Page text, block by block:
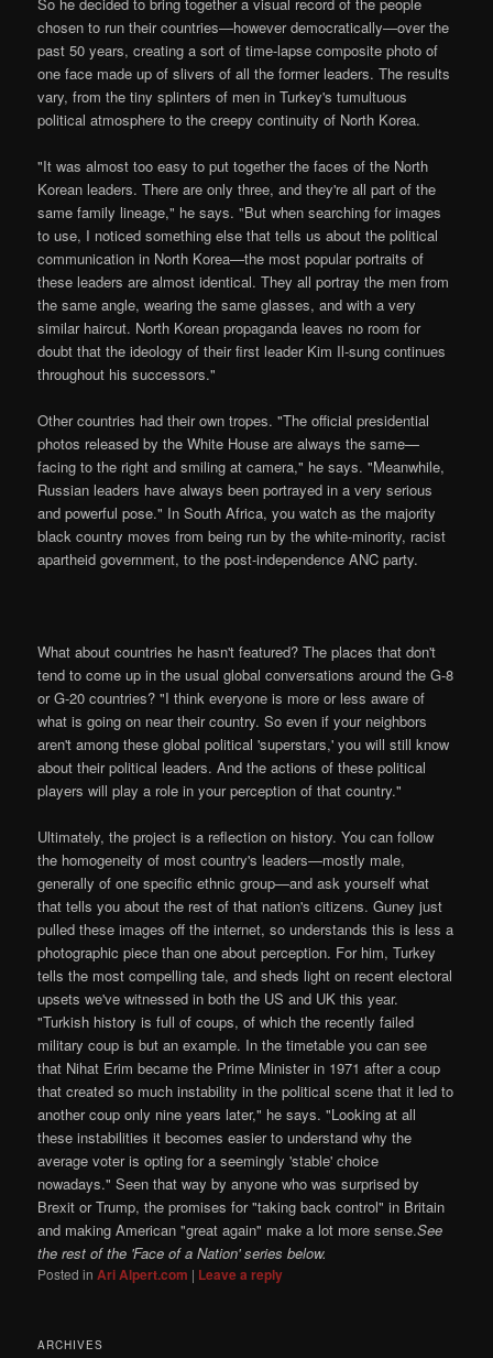
chosen to run their countries—however democratically—over the
past 50 years, creating a sort of time-lapse composite photo of
one face made up of slivers of all the former leaders. The results
vary, from the tiny splinters of men in Turkey's tumultuous
political atmosphere to the creepy continuity of North Korea.
"It was almost too easy to put together the faces of the North
Korean leaders. There are only three, and they're all part of the
same family lineage," he says. "But when searching for images
to use, I noticed something else that tells us about the political
communication in North Korea—the most popular portraits of
these leaders are almost identical. They all portray the men from
the same angle, wearing the same glasses, and with a very
similar haircut. North Korean propaganda leaves no room for
doubt that the ideology of their first leader Kim Il-sung continues
throughout his successors."
Other countries had their own tropes. "The official presidential
photos released by the White House are always the same—
facing to the right and smiling at camera," he says. "Meanwhile,
Russian leaders have always been portrayed in a very serious
and powerful pose." In South Africa, you watch as the majority
black country moves from being run by the white-minority, racist
apartheid government, to the post-independence ANC party.
What about countries he hasn't featured? The places that don't
tend to come up in the usual global conversations around the G-8
or G-20 countries? "I think everyone is more or less aware of
what is going on near their country. So even if your neighbors
aren't among these global political 'superstars,' you will still know
about their political leaders. And the actions of these political
players will play a role in your perception of that country."
Ultimately, the project is a reflection on history. You can follow
the homogeneity of most country's leaders—mostly male,
generally of one specific ethnic group—and ask yourself what
that tells you about the rest of that nation's citizens. Guney just
pulled these images off the internet, so understands this is less a
photographic piece than one about perception. For him, Turkey
tells the most compelling tale, and sheds light on recent electoral
upsets we've witnessed in both the US and UK this year.
"Turkish history is full of coups, of which the recently failed
military coup is but an example. In the timetable you can see
that Nihat Erim became the Prime Minister in 1971 after a coup
that created so much instability in the political scene that it led to
another coup only nine years later," he says. "Looking at all
these instabilities it becomes easier to understand why the
average voter is opting for a seemingly 'stable' choice
nowadays." Seen that way by anyone who was surprised by
Brexit or Trump, the promises for "taking back control" in Britain
and making American "great again" make a lot more sense.See
the rest of the 'Face of a Nation' series below.
Posted in Ari Alpert.com | Leave a reply
ARCHIVES